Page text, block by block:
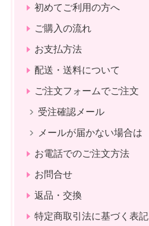
初めてご利用の方へ
ご購入の流れ
お支払方法
配送・送料について
ご注文フォームでご注文
受注確認メール
メールが届かない場合は
お電話でのご注文方法
お問合せ
返品・交換
特定商取引法に基づく表記